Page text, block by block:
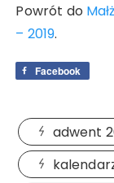
Powrót do
– 2019.
Facebook
adwent